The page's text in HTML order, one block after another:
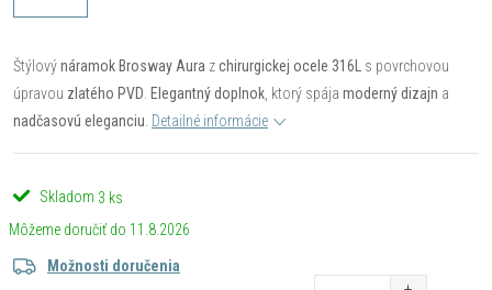
Štýlovýnáramok Brosway Aura zchirurgickej ocele 316L
s povrchovou
úpravou zlatého PVD Elegantný doplnok , ktorý spája moderný dizajn a
nadčasovú eleganciu Detailné informácie
Skladom 3 ks
11.8.2026
Možnosti doručenia